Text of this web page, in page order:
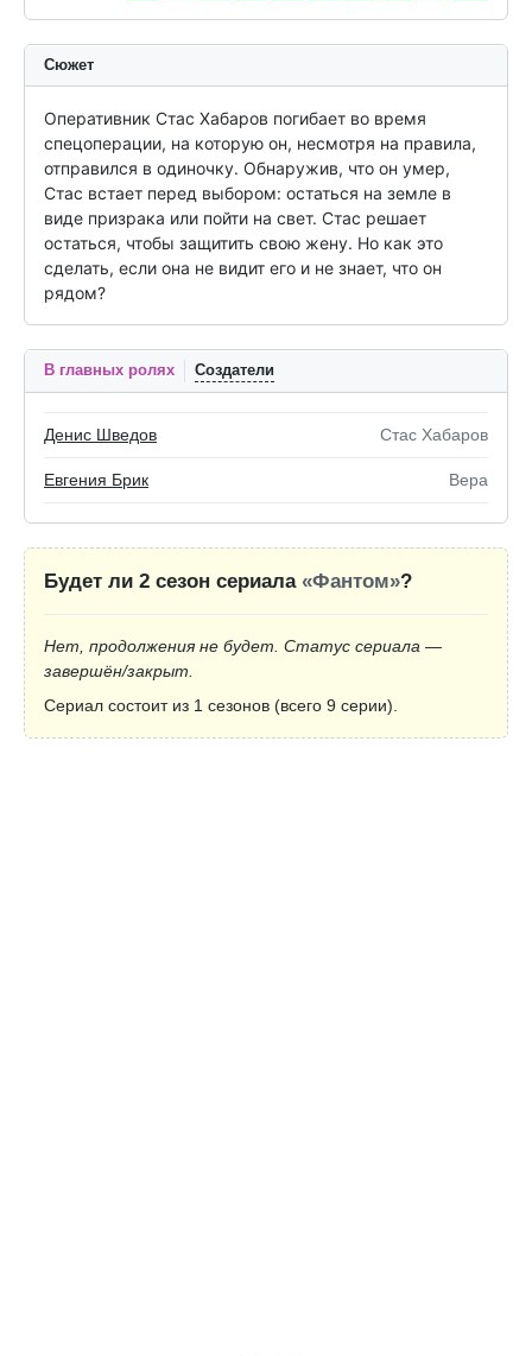
Сюжет
Оперативник Стас Хабаров погибает во время
спецоперации, на которую он, несмотря на правила,
отправился в одиночку. Обнаружив, что он умер,
Стас встает перед выбором: остаться на земле в
виде призрака или пойти на свет. Стас решает
остаться, чтобы защитить свою жену. Но как это
сделать, если она не видит его и не знает, что он
рядом?
В главных ролях Создатели
Денис Шведов Стас Хабаров
Евгения Брик Вера
Будет ли 2 сезон сериала «Фантом»?
Нет, продолжения не будет. Статус сериала —
завершён/закрыт.
Сериал состоит из 1 сезонов (всего 9 серии).